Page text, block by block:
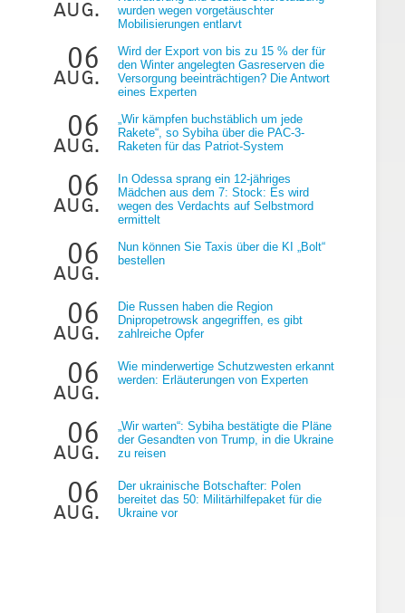
aug.
wurden wegen vorgetäuschter
Mobilisierungen entlarvt
06
aug.
Wird der Export von bis zu 15 % der für
den Winter angelegten Gasreserven die
Versorgung beeinträchtigen? Die Antwort
eines Experten
06
aug.
„Wir kämpfen buchstäblich um jede
Rakete“, so Sybiha über die PAC-3-
Raketen für das Patriot-System
06
aug.
In Odessa sprang ein 12-jähriges
Mädchen aus dem 7: Stock: Es wird
wegen des Verdachts auf Selbstmord
ermittelt
06
aug.
Nun können Sie Taxis über die KI „Bolt“
bestellen
06
aug.
Die Russen haben die Region
Dnipropetrowsk angegriffen, es gibt
zahlreiche Opfer
06
aug.
Wie minderwertige Schutzwesten erkannt
werden: Erläuterungen von Experten
06
aug.
„Wir warten“: Sybiha bestätigte die Pläne
der Gesandten von Trump, in die Ukraine
zu reisen
06
aug.
Der ukrainische Botschafter: Polen
bereitet das 50: Militärhilfepaket für die
Ukraine vor